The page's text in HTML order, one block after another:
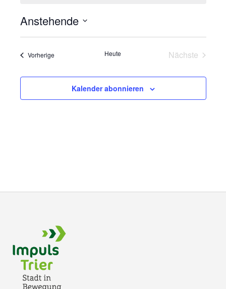
Anstehende
Datum
VorherigeVeranstaltungen Heute
Nächste
Kalender abonnieren